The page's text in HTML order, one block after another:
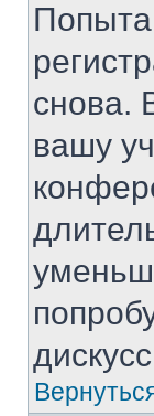
снова.
вашу